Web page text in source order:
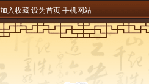
加入收藏 设为首页 手机网站